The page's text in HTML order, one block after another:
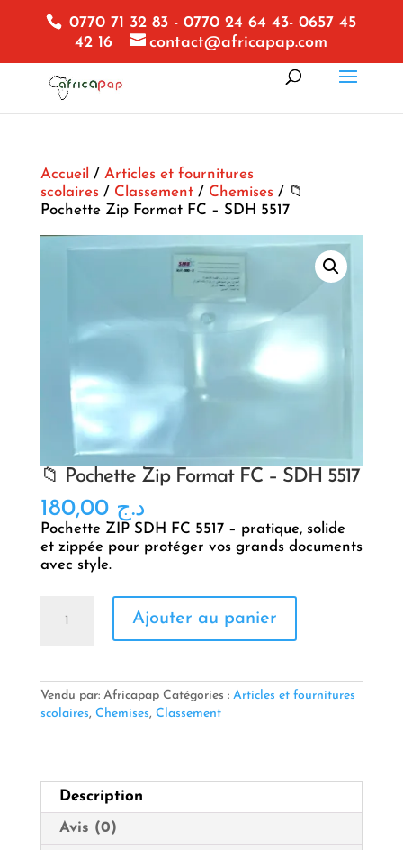
0770 71 32 83 - 0770 24 64 43- 0657 45
42 16
contact@africapap.com
Accueil / Articles et fournitures
scolaires/ Classement/ Chemises/ 📁
Pochette Zip Format FC – SDH 5517
📁 Pochette Zip Format FC – SDH 5517
د.ج 180,00
Pochette ZIP SDH FC 5517 – pratique, solide
et zippée pour protéger vos grands documents
avec style.
Format
FC
Ajouter au panier
Vendu par: Africapap Catégories : Articles et fournitures
scolaires, Chemises, Classement
Description
Avis (0)